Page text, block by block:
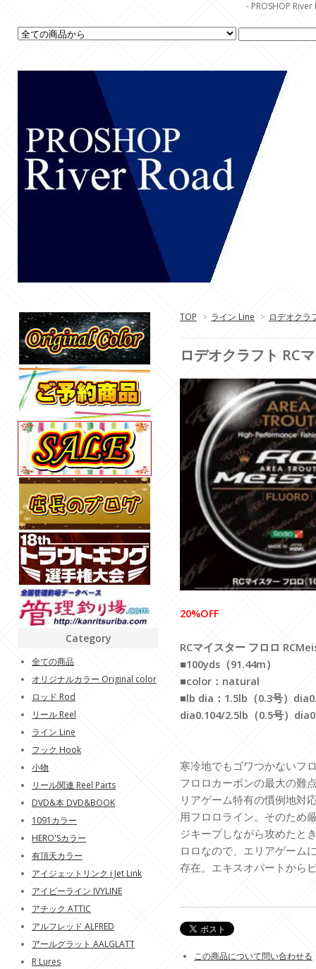
- PROSHOP
TOP > ライン Line > ロデオク
ロデオクラフト RC
20%OFF
RCマイスター フロロ
■100yds（91.44m）
■color：natural
■lb dia：1.5lb（0.3号）
dia0.104/2.5lb（0.5号）
寒冷地でもゴワつかないフ
フロロカーボンの最大の難
リアゲーム特有の慣例地対
用フロロライン。そのため
ジキープしながら攻めたと
ロロなので、エリアゲーム
存在。エキスオパートから
この商品について問い合わせる
Category
全ての商品
オリジナルカラー Original color
ロッド Rod
リール Reel
ライン Line
フック Hook
小物
リール関連 Reel Parts
DVD&本 DVD&BOOK
1091カラー
HERO'Sカラー
有頂天カラー
アイジェットリンク i Jet Link
アイビーライン IVYLINE
アチック ATTIC
アルフレッド ALFRED
アールグラット AALGLATT
R Lures